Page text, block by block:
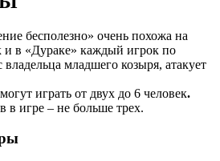
бесполезно» очень похожа на
и в «Дураке» каждый игрок по
владельца младшего козыря, атакует
играть от двух до 6 человек.
в игре – не больше трех.